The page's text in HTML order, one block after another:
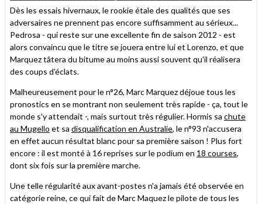
Dès les essais hivernaux, le rookie étale des qualités que ses
adversaires ne prennent pas encore suffisamment au sérieux...
Pedrosa - qui reste sur une excellente fin de saison 2012 - est
alors convaincu que le titre se jouera entre lui et Lorenzo, et que
Marquez tâtera du bitume au moins aussi souvent qu'il réalisera
des coups d'éclats.
Malheureusement pour le n°26, Marc Marquez déjoue tous les
pronostics en se montrant non seulement très rapide - ça, tout le
monde s'y attendait -, mais surtout très régulier. Hormis sa chute
au Mugello et sa disqualification en Australie, le n°93 n'accusera
en effet aucun résultat blanc pour sa première saison ! Plus fort
encore : il est monté à 16 reprises sur le podium en 18 courses,
dont six fois sur la première marche.
Une telle régularité aux avant-postes n'a jamais été observée en
catégorie reine, ce qui fait de Marc Maquez le pilote de tous les